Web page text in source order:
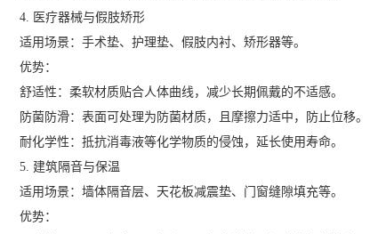
4. 医疗器械与假肢矫形
适用场景：手术垫、护理垫、假肢内衬、矫形器等。
优势：
舒适性：柔软材质贴合人体曲线，减少长期佩戴的不适感。
防菌防滑：表面可处理为防菌材质，且摩擦力适中，防止位移。
耐化学性：抵抗消毒液等化学物质的侵蚀，延长使用寿命。
5. 建筑隔音与保温
适用场景：墙体隔音层、天花板减震垫、门窗缝隙填充等。
优势：